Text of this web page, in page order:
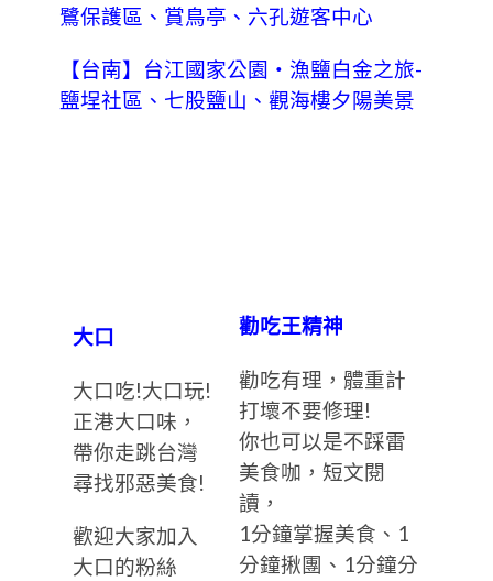
鷺保護區、賞鳥亭、六孔遊客中心
【台南】台江國家公園‧漁鹽白金之旅-
鹽埕社區、七股鹽山、觀海樓夕陽美景
大口
大口吃!大口玩!
正港大口味，
帶你走跳台灣
尋找邪惡美食!
歡迎大家加入
大口的粉絲
勸吃王精神
勸吃有理，體重計
打壞不要修理!
你也可以是不踩雷
美食咖，短文閱
讀，
1分鐘掌握美食、1
分鐘揪團、1分鐘分